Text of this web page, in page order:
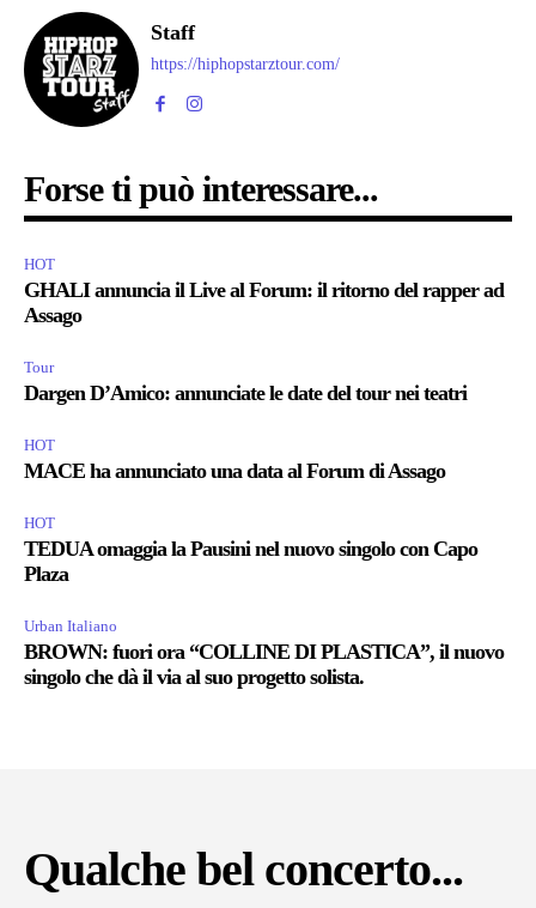
Staff
https://hiphopstarztour.com/
Forse ti può interessare...
HOT
GHALI annuncia il Live al Forum: il ritorno del rapper ad
Assago
Tour
Dargen D’Amico: annunciate le date del tour nei teatri
HOT
MACE ha annunciato una data al Forum di Assago
HOT
TEDUA omaggia la Pausini nel nuovo singolo con Capo
Plaza
Urban Italiano
BROWN: fuori ora “COLLINE DI PLASTICA”, il nuovo
singolo che dà il via al suo progetto solista.
Qualche bel concerto...